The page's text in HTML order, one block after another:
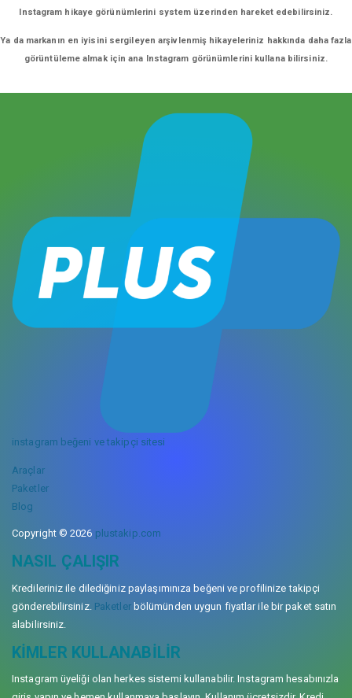
Instagram hikaye görünümlerini system üzerinden hareket edebilirsiniz.
Ya da markanın en iyisini sergileyen arşivlenmiş hikayeleriniz hakkında daha fazla
görüntüleme almak için ana Instagram görünümlerini kullana bilirsiniz.
instagram beğeni ve takipçi sitesi
Araçlar
Paketler
Blog
Copyright © 2026 plustakip.com
NASIL ÇALIŞIR
Kredileriniz ile dilediğiniz paylaşımınıza beğeni ve profilinize takipçi
gönderebilirsiniz. Paketlerbölümünden uygun fiyatlar ile bir paket satın
alabilirsiniz.
KIMLER KULLANABILIR
Instagram üyeliği olan herkes sistemi kullanabilir. Instagram hesabınızla